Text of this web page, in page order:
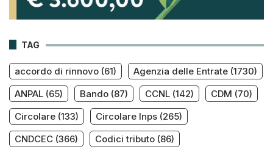
TAG
accordo di rinnovo (61) Agenzia delle Entrate (1730)
ANPAL (65) Bando (87) CCNL (142) CDM (70)
Circolare (133) Circolare Inps (265)
CNDCEC (366) Codici tributo (86)